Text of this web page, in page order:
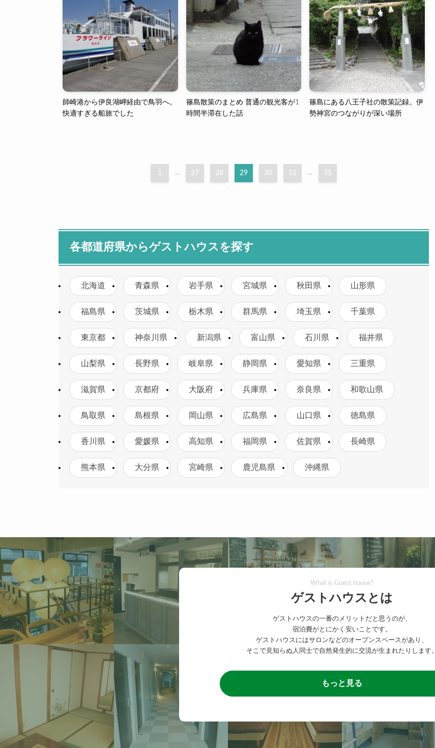
師崎港から伊良湖岬経由で鳥羽へ。
快適すぎる船旅でした
篠島散策のまとめ 普通の観光客が1
時間半滞在した話
篠島にある八王子社の散策記録。伊
勢神宮のつながりが深い場所
1 ... 27 28 29 30 31 ... 35
各都道府県からゲストハウスを探す
北海道 青森県 岩手県 宮城県 秋田県 山形県
福島県 茨城県 栃木県 群馬県 埼玉県 千葉県
東京都 神奈川県 新潟県 富山県 石川県 福井県
山梨県 長野県 岐阜県 静岡県 愛知県 三重県
滋賀県 京都府 大阪府 兵庫県 奈良県 和歌山県
鳥取県 島根県 岡山県 広島県 山口県 徳島県
香川県 愛媛県 高知県 福岡県 佐賀県 長崎県
熊本県 大分県 宮崎県 鹿児島県 沖縄県
What is Guest house?
ゲストハウスとは
ゲストハウスの一番のメリットだと思うのが、
宿泊費がとにかく安いことです。
ゲストハウスにはサロンなどのオープンスペースがあり、
そこで見知らぬ人同士で自然発生的に交流が生まれたりします。
もっと見る